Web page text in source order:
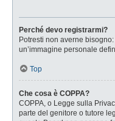
Perché devo registrarmi?
Potresti non averne
un’immagine personale
Top
Che cosa è COPPA?
COPPA, o Legge sulla
parte del genitore o tutore